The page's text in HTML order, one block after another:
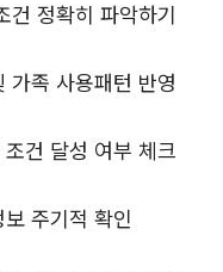
정확히 파악하기
가족 사용패턴 반영
건 달성 여부 체크
주기적 확인